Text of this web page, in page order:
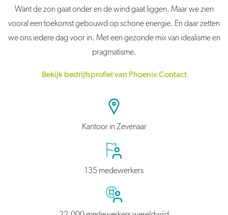
Want de zon gaat onder en de wind gaat liggen. Maar we zien
vooral een toekomst gebouwd op schone energie. En daar zetten
we ons iedere dag voor in. Met een gezonde mix van idealisme en
pragmatisme.
Bekijk bedrijfsprofiel van Phoenix Contact
Kantoor in Zevenaar
135 medewerkers